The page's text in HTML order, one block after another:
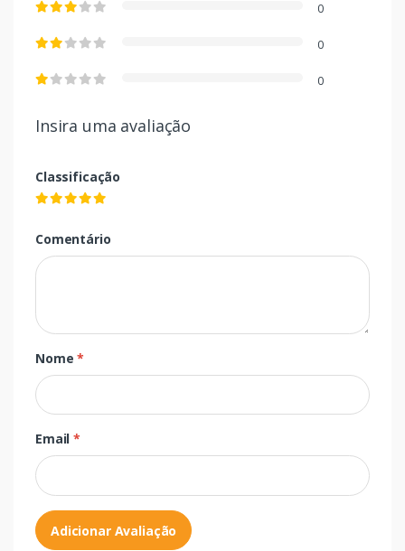
0
0
0
Insira uma avaliação
Classificação
Comentário
Nome*
Email*
Adicionar Avaliação